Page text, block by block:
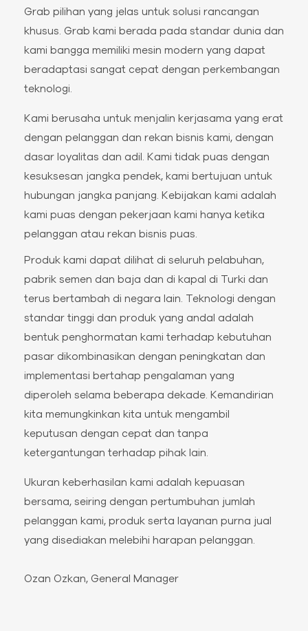
Grab pilihan yang jelas untuk solusi rancangan
khusus. Grab kami berada pada standar dunia dan
kami bangga memiliki mesin modern yang dapat
beradaptasi sangat cepat dengan perkembangan
teknologi.
Kami berusaha untuk menjalin kerjasama yang erat
dengan pelanggan dan rekan bisnis kami, dengan
dasar loyalitas dan adil. Kami tidak puas dengan
kesuksesan jangka pendek, kami bertujuan untuk
hubungan jangka panjang. Kebijakan kami adalah
kami puas dengan pekerjaan kami hanya ketika
pelanggan atau rekan bisnis puas.
Produk kami dapat dilihat di seluruh pelabuhan,
pabrik semen dan baja dan di kapal di Turki dan
terus bertambah di negara lain. Teknologi dengan
standar tinggi dan produk yang andal adalah
bentuk penghormatan kami terhadap kebutuhan
pasar dikombinasikan dengan peningkatan dan
implementasi bertahap pengalaman yang
diperoleh selama beberapa dekade. Kemandirian
kita memungkinkan kita untuk mengambil
keputusan dengan cepat dan tanpa
ketergantungan terhadap pihak lain.
Ukuran keberhasilan kami adalah kepuasan
bersama, seiring dengan pertumbuhan jumlah
pelanggan kami, produk serta layanan purna jual
yang disediakan melebihi harapan pelanggan.
Ozan Ozkan, General Manager